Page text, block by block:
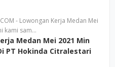
- Lowongan Kerja Medan Mei
kami sam…
Medan Mei 2021 Min
PT Hokinda Citralestari